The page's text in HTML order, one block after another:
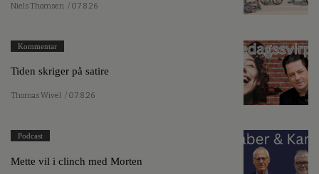
Niels Thomsen / 07.8.26
Kommentar
Tiden skriger på satire
Thomas Wivel / 07.8.26
Podcast
Mette vil i clinch med Morten